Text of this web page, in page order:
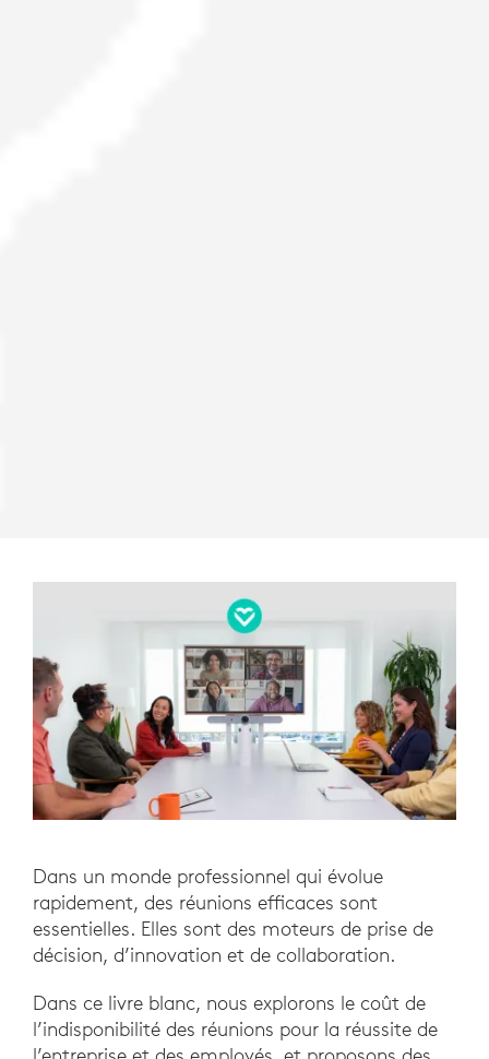
Dans un monde professionnel qui évolue
rapidement, des réunions efficaces sont
essentielles. Elles sont des moteurs de prise de
décision, d’innovation et de collaboration.
Dans ce livre blanc, nous explorons le coût de
l’indisponibilité des réunions pour la réussite de